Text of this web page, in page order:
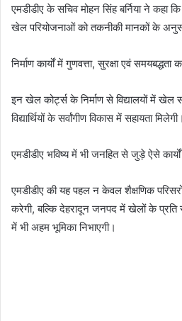
एमडीडीए के सचिव मोहन सिंह बर्निया ने कहा कि
खेल परियोजनाओं को तकनीकी मानकों के
निर्माण कार्यों में गुणवत्ता, सुरक्षा एवं
इन खेल कोर्ट्स के निर्माण से विद्यालयों में खेल
विद्यार्थियों के सर्वांगीण विकास में सहायता मिलेगी।
एमडीडीए भविष्य में भी जनहित से जुड़े ऐसे
एमडीडीए की यह पहल न केवल शैक्षणिक
करेगी, बल्कि देहरादून जनपद में खेलों के प्रति
में भी अहम भूमिका निभाएगी।